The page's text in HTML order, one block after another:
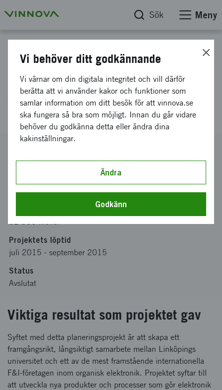
Sök Meny
Strategier för nästa
generations organiska
lågkostnadsoptoelektronik
2015-04033
Linköpings universitet-ITN
32 305 kronor
Projektets löptid
juli 2015 - september 2015
Status
Avslutat
Viktiga resultat som projektet gav
Syftet med detta planeringsprojekt är att skapa ett
framgångsrikt, långsiktigt samarbete mellan Linköpings
universitet och ett av de mest framstående internationella
F&I-företagen inom organisk elektronik. Projektet syftar till
att utveckla nya produkter och processer som gör elektronik
Vi behöver ditt godkännande
Vi värnar om din digitala integritet och vill därför
berätta att vi använder kakor och funktioner som
samlar information om ditt besök för att vinnova.se
ska fungera så bra som möjligt. Innan du går vidare
behöver du godkänna detta eller ändra dina
kakinställningar.
Ändra
Godkänn